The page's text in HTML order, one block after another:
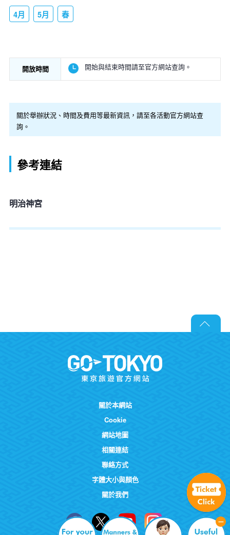
4月 5月 春
開放時間 開始與結束時間請至官方網站查詢。
關於舉辦狀況、時間及費用等最新資訊，請至各活動官方網站查
詢。
參考連結
明治神宮
關於本網站
Cookie
網站地圖
相關連結
聯絡方式
字體大小與顏色
關於我們